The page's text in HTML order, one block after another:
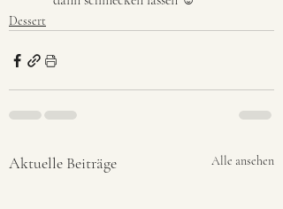
Dessert
Aktuelle Beiträge Alle ansehen